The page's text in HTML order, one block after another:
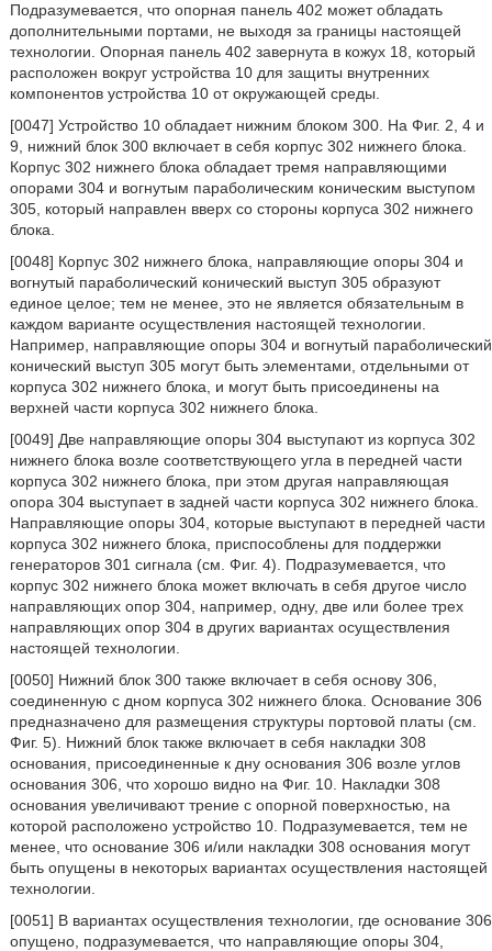
Подразумевается, что опорная панель 402 может обладать
дополнительными портами, не выходя за границы настоящей
технологии. Опорная панель 402 завернута в кожух 18, который
расположен вокруг устройства 10 для защиты внутренних
компонентов устройства 10 от окружающей среды.
[0047] Устройство 10 обладает нижним блоком 300. На Фиг. 2, 4 и
9, нижний блок 300 включает в себя корпус 302 нижнего блока.
Корпус 302 нижнего блока обладает тремя направляющими
опорами 304 и вогнутым параболическим коническим выступом
305, который направлен вверх со стороны корпуса 302 нижнего
блока.
[0048] Корпус 302 нижнего блока, направляющие опоры 304 и
вогнутый параболический конический выступ 305 образуют
единое целое; тем не менее, это не является обязательным в
каждом варианте осуществления настоящей технологии.
Например, направляющие опоры 304 и вогнутый параболический
конический выступ 305 могут быть элементами, отдельными от
корпуса 302 нижнего блока, и могут быть присоединены на
верхней части корпуса 302 нижнего блока.
[0049] Две направляющие опоры 304 выступают из корпуса 302
нижнего блока возле соответствующего угла в передней части
корпуса 302 нижнего блока, при этом другая направляющая
опора 304 выступает в задней части корпуса 302 нижнего блока.
Направляющие опоры 304, которые выступают в передней части
корпуса 302 нижнего блока, приспособлены для поддержки
генераторов 301 сигнала (см. Фиг. 4). Подразумевается, что
корпус 302 нижнего блока может включать в себя другое число
направляющих опор 304, например, одну, две или более трех
направляющих опор 304 в других вариантах осуществления
настоящей технологии.
[0050] Нижний блок 300 также включает в себя основу 306,
соединенную с дном корпуса 302 нижнего блока. Основание 306
предназначено для размещения структуры портовой платы (см.
Фиг. 5). Нижний блок также включает в себя накладки 308
основания, присоединенные к дну основания 306 возле углов
основания 306, что хорошо видно на Фиг. 10. Накладки 308
основания увеличивают трение с опорной поверхностью, на
которой расположено устройство 10. Подразумевается, тем не
менее, что основание 306 и/или накладки 308 основания могут
быть опущены в некоторых вариантах осуществления настоящей
технологии.
[0051] В вариантах осуществления технологии, где основание 306
опущено, подразумевается, что направляющие опоры 304,